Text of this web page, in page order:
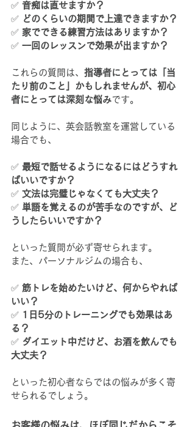
✅ 音痴は直せますか？
✅ どのくらいの期間で上達できますか？
✅ 家でできる練習方法はありますか？
✅ 一回のレッスンで効果が出ますか？
これらの質問は、 指導者にとっては「当
たり前のこと」かもしれませんが、初心
者にとっては深刻な悩みです。
同じように、英会話教室を運営している
場合でも、
✅ 最短で話せるようになるにはどうすれ
ばいいですか？
✅ 文法は完璧じゃなくても大丈夫？
✅ 単語を覚えるのが苦手なのですが、ど
うしたらいいですか？
といった質問が必ず寄せられます。
また、パーソナルジムの場合も、
✅ 筋トレを始めたいけど、何からやれば
いい？
✅ 1日5分のトレーニングでも効果はあ
る？
✅ ダイエット中だけど、お酒を飲んでも
大丈夫？
といった初心者ならではの悩みが多く寄
せられるでしょう。